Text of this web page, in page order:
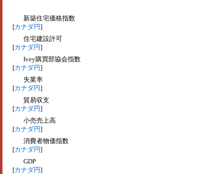
新築住宅価格指数
[カナダ円]
住宅建設許可
[カナダ円]
Ivey購買部協会指数
[カナダ円]
失業率
[カナダ円]
貿易収支
[カナダ円]
小売売上高
[カナダ円]
消費者物価指数
[カナダ円]
GDP
[カナダ円]